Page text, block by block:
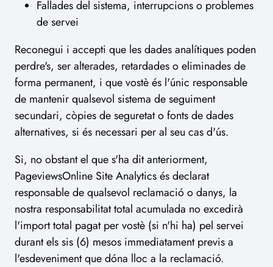
Fallades del sistema, interrupcions o problemes
de servei
Reconegui i accepti que les dades analítiques poden
perdre's, ser alterades, retardades o eliminades de
forma permanent, i que vostè és l'únic responsable
de mantenir qualsevol sistema de seguiment
secundari, còpies de seguretat o fonts de dades
alternatives, si és necessari per al seu cas d'ús.
Si, no obstant el que s'ha dit anteriorment,
PageviewsOnline Site Analytics és declarat
responsable de qualsevol reclamació o danys, la
nostra responsabilitat total acumulada no excedirà
l'import total pagat per vostè (si n'hi ha) pel servei
durant els sis (6) mesos immediatament previs a
l'esdeveniment que dóna lloc a la reclamació.